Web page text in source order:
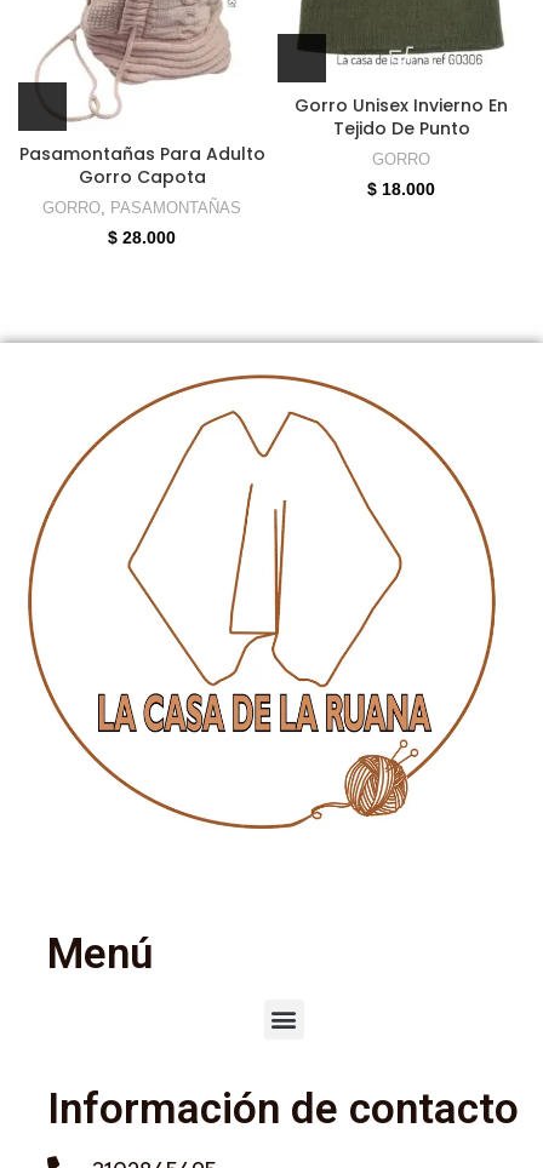
Pasamontañas Para Adulto
Gorro Capota
GORRO PASAMONTAÑAS
$ 28.000
Gorro Unisex Invierno En
Tejido De Punto
GORRO
$ 18.000
Menú
Información de contacto